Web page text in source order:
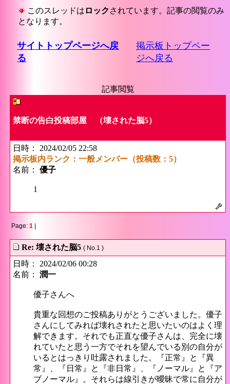
このスレッドは ロック されています。記事の閲覧のみ
となります。
サイトトップページへ戻
る
掲示板トップペー
ジへ戻る
記事閲覧
禁断の告白投稿部屋 （壊された脳5）
日時： 2024/02/05 22:58
掲示板内ランク：一般メンバー（投稿数：5）
名前：優子
1
Page:1
Re: 壊された脳5 ( No.1 )
日時： 2024/02/06 00:28
名前：潤一
優子さんへ
貴重な回想のご投稿ありがとうございました。優子
さんにしてみれば壊れされたと思いたいのはよく理
解できます。それでも正直な優子さんは、完全に壊
れていたと思う一方でそれを望んでいる別の自分が
いるとはっきり吐露されました。『正常』と『異
常』、『日常』と『非日常』、『ノーマル』と『ア
ブノーマル』。それらは線引きが曖昧で常に自分が